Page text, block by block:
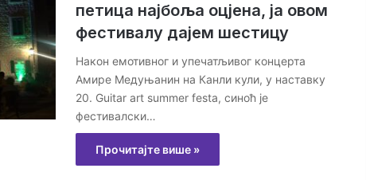
петица најбоља оцјена, ја овом
фестивалу дајем шестицу
Након емотивног и упечатљивог концерта
Амире Медуњанин на Канли кули, у наставку
20. Guitar art summer festa, синоћ је
фестивалски…
Прочитајте више »